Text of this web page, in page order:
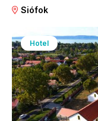
Siófok
Hotel